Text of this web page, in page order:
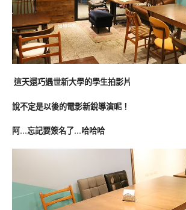
這天還巧遇世新大學的學生拍影片
說不定是以後的電影新銳導演呢！
阿…忘記要簽名了…哈哈哈